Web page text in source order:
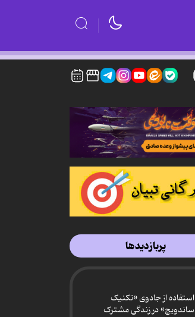
پربازدیدها
استفاده از جادوی «تکنیک
ساندویچ» در زندگی مشترک